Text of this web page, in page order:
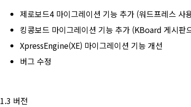
제로보드4 마이그레이션 기능 추가 (워드프레스
킹콩보드 마이그레이션 기능 추가 (KBoard 게시판
XpressEngine(XE) 마이그레이션 기능 개선
버그 수정
1.3 버전